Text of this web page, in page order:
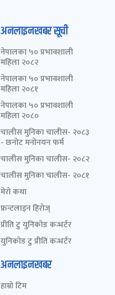
अनलाइनखबर सूची
नेपालका ५० प्रभावशाली
महिला २०८२
नेपालका ५० प्रभावशाली
महिला २०८१
नेपालका ५० प्रभावशाली
महिला २०८०
चालीस मुनिका चालीस- २०८३
- छनोट मनोनयन फर्म
चालीस मुनिका चालीस- २०८२
चालीस मुनिका चालीस- २०८१
मेरो कथा
फ्रन्टलाइन हिरोज्
प्रीति टु युनिकोड कन्भर्टर
युनिकोड टु प्रीति कन्भर्टर
अनलाइनखबर
हाम्रो टिम